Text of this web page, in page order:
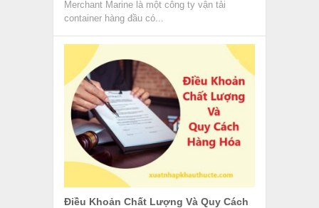
Merchant Marine là một công ty vận tải
container hàng đầu có...
Điều Khoản Chất Lượng Và Quy Cách